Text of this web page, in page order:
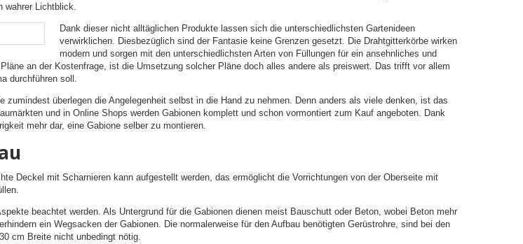
Lichtblick.
Dank dieser nicht alltäglichen Produkte lassen sich die unterschiedlichsten Gartenideen
verwirklichen. Diesbezüglich sind der Fantasie keine Grenzen gesetzt. Die Drahtgitterkörbe wirken
modern und sorgen mit den unterschiedlichsten Arten von Füllungen für ein ansehnliches und
an der Kostenfrage, ist die Umsetzung solcher Pläne doch alles andere als preiswert. Das trifft vor allem
durchführen soll.
zumindest überlegen die Angelegenheit selbst in die Hand zu nehmen. Denn anders als viele denken, ist das
und in Online Shops werden Gabionen komplett und schon vormontiert zum Kauf angeboten. Dank
mehr dar, eine Gabione selber zu montieren.
Deckel mit Scharnieren kann aufgestellt werden, das ermöglicht die Vorrichtungen von der Oberseite mit
beachtet werden. Als Untergrund für die Gabionen dienen meist Bauschutt oder Beton, wobei Beton mehr
ein Wegsacken der Gabionen. Die normalerweise für den Aufbau benötigten Gerüstrohre, sind bei den
cm Breite nicht unbedingt nötig.